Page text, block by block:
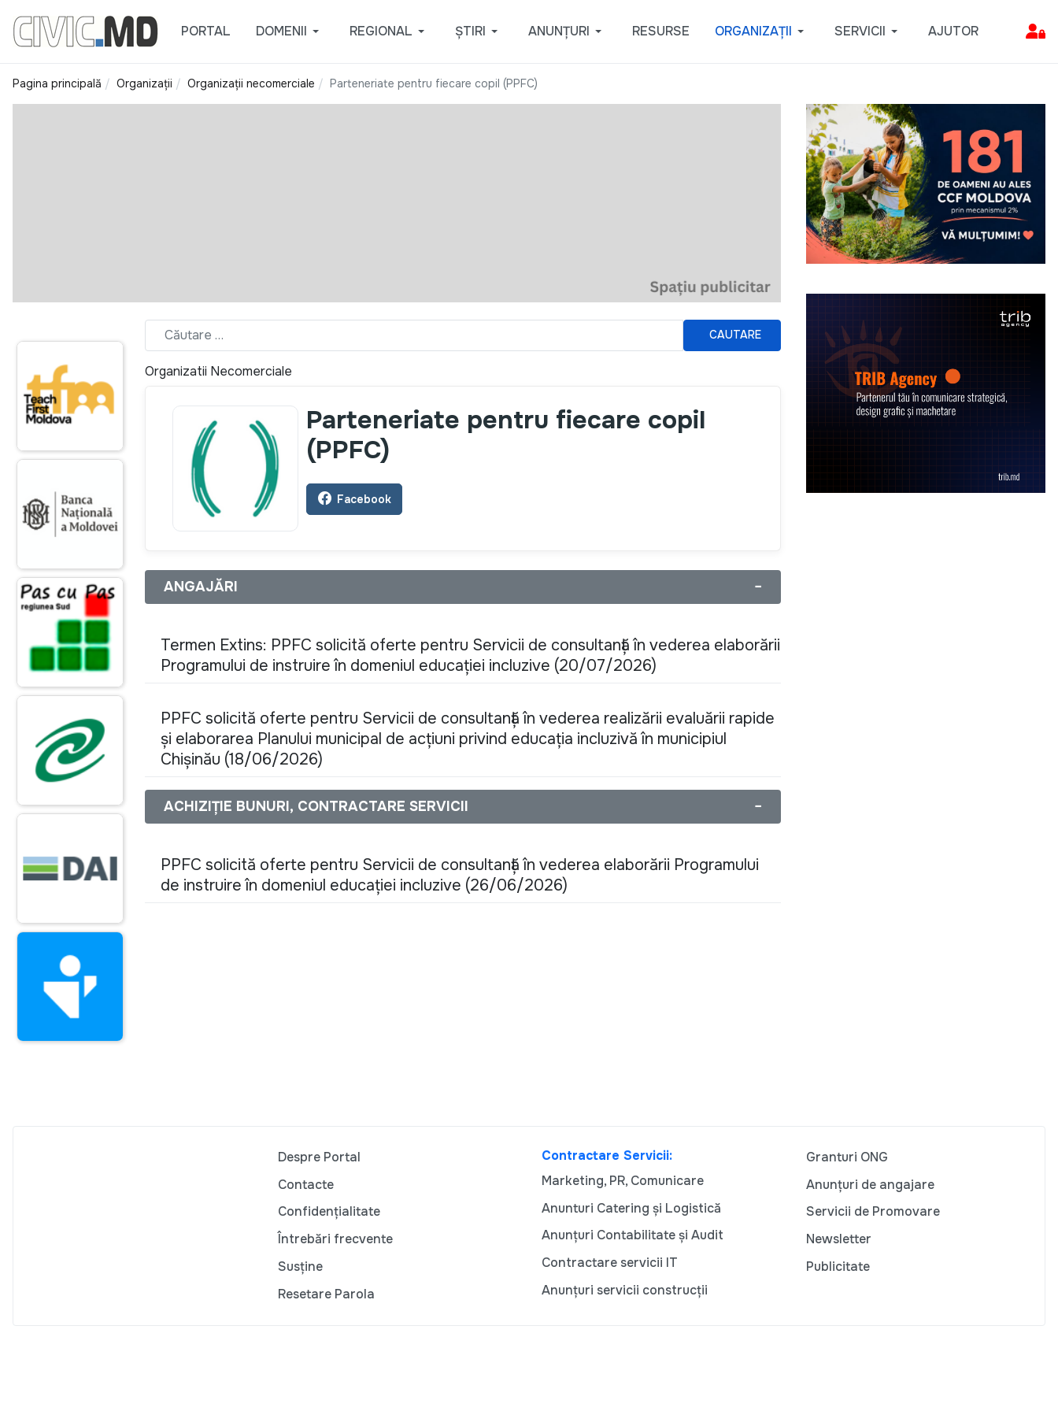
PORTAL DOMENII REGIONAL ȘTIRI ANUNȚURI RESURSE ORGANIZAȚII SERVICII AJUTOR
Pagina principală Organizații Organizații necomerciale Parteneriate pentru fiecare copil (PPFC)
CAUTARE
Organizatii Necomerciale
Parteneriate pentru fiecare copil
(PPFC)
Facebook
ANGAJĂRI −
Termen Extins: PPFC solicită oferte pentru Servicii de consultanță în vederea elaborării
Programului de instruire în domeniul educației incluzive (20/07/2026)
PPFC solicită oferte pentru Servicii de consultanță în vederea realizării evaluării rapide
și elaborarea Planului municipal de acțiuni privind educația incluzivă în municipiul
Chișinău (18/06/2026)
ACHIZIȚIE BUNURI, CONTRACTARE SERVICII −
PPFC solicită oferte pentru Servicii de consultanță în vederea elaborării Programului
de instruire în domeniul educației incluzive (26/06/2026)
Despre Portal
Contacte
Confidențialitate
Întrebări frecvente
Susține
Resetare Parola
Contractare Servicii:
Marketing, PR, Comunicare
Anunturi Catering și Logistică
Anunțuri Contabilitate și Audit
Contractare servicii IT
Anunțuri servicii construcții
Granturi ONG
Anunțuri de angajare
Servicii de Promovare
Newsletter
Publicitate